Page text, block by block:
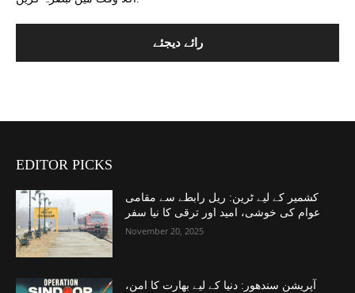
EDITOR PICKS
کشمیر کے لیے ٹرین: ریل رابطے سے مقامی
عوام کی خوشی، امید اور ترقی کا نیا سفر
November 20, 2025
آپریشن سندھور: دنیا کے لیے بھارت کا امن،